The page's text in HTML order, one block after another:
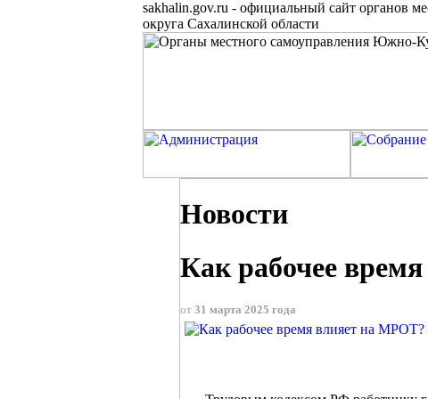
sakhalin.gov.ru - официальный сайт органов
округа Сахалинской области
Новости
Как рабочее
от 31 марта 2025 года